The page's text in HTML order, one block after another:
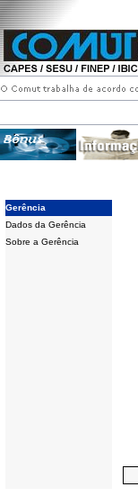
Gerência
Dados da Gerência
Sobre a Gerência